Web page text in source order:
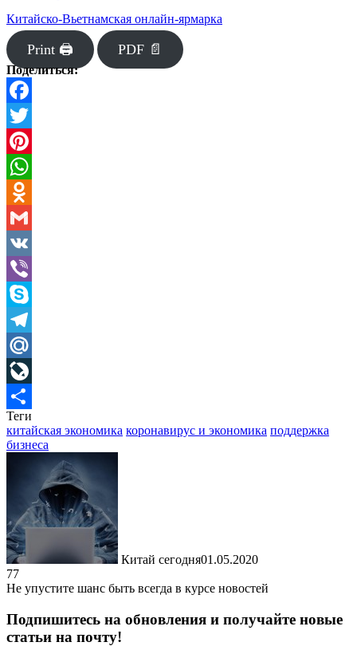
Китайско-Вьетнамская онлайн-ярмарка
Print 🖨 PDF 📄
Поделиться:
Facebook
Twitter
Pinterest
WhatsApp
Odnoklassniki
Gmail
VK
Viber
Skype
Telegram
Mail.Ru
LiveJournal
Отправить
Теги
китайская экономика коронавирус и экономика поддержка
бизнеса
Китай сегодня01.05.2020
77
Не упустите шанс быть всегда в курсе новостей
Подпишитесь на обновления и получайте новые
статьи на почту!